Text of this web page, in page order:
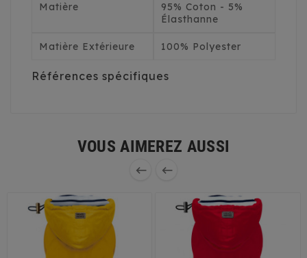
Matière
95% Coton - 5%
Élasthanne
Matière Extérieure 100% Polyester
Références spécifiques
VOUS AIMEREZ AUSSI
 